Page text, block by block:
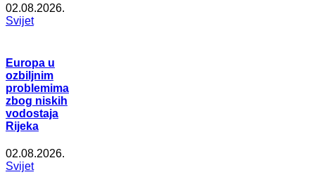
02.08.2026.
Svijet
Europa u
ozbiljnim
problemima
zbog niskih
vodostaja
Rijeka
02.08.2026.
Svijet